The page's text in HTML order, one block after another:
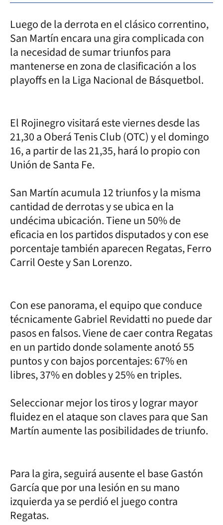
Luego de la derrota en el clásico correntino,
San Martín encara una gira complicada con
la necesidad de sumar triunfos para
mantenerse en zona de clasificación a los
playoffs en la Liga Nacional de Básquetbol.
El Rojinegro visitará este viernes desde las
21,30 a Oberá Tenis Club (OTC) y el domingo
16, a partir de las 21,35, hará lo propio con
Unión de Santa Fe.
San Martín acumula 12 triunfos y la misma
cantidad de derrotas y se ubica en la
undécima ubicación. Tiene un 50% de
eficacia en los partidos disputados y con ese
porcentaje también aparecen Regatas, Ferro
Carril Oeste y San Lorenzo.
Con ese panorama, el equipo que conduce
técnicamente Gabriel Revidatti no puede dar
pasos en falsos. Viene de caer contra Regatas
en un partido donde solamente anotó 55
puntos y con bajos porcentajes: 67% en
libres, 37% en dobles y 25% en triples.
Seleccionar mejor los tiros y lograr mayor
fluidez en el ataque son claves para que San
Martín aumente las posibilidades de triunfo.
Para la gira, seguirá ausente el base Gastón
García que por una lesión en su mano
izquierda ya se perdió el juego contra
Regatas.